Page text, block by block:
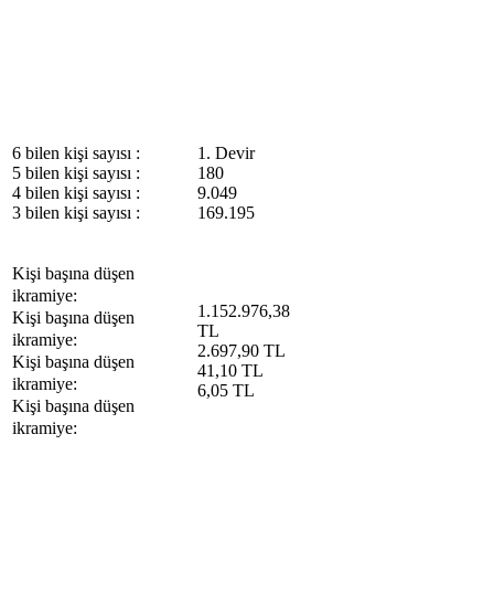
6 bilen kişi sayısı :
5 bilen kişi sayısı :
4 bilen kişi sayısı :
3 bilen kişi sayısı :
1. Devir
180
9.049
169.195
Kişi başına düşen
ikramiye:
Kişi başına düşen
ikramiye:
Kişi başına düşen
ikramiye:
Kişi başına düşen
ikramiye:
1.152.976,38
TL
2.697,90 TL
41,10 TL
6,05 TL